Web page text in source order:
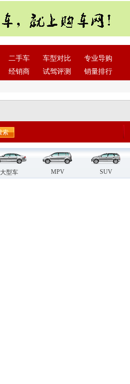
二手车 车型对比
专业导购
经销商 试驾评测 销量排行
大型车 MPV SUV